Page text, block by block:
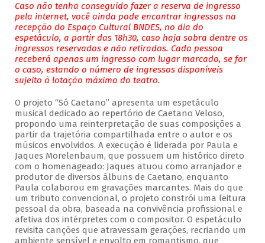
Caso não tenha conseguido fazer a reserva de ingresso
pela internet, você ainda pode encontrar ingressos na
recepção do Espaço Cultural BNDES, no dia do
espetáculo, a partir das 18h30, caso haja sobra dentre os
ingressos reservados e não retirados. Cada pessoa
receberá apenas um ingresso com lugar marcado, se for
o caso, estando o número de ingressos disponíveis
sujeito à lotação máxima do teatro.
O projeto “Só Caetano” apresenta um espetáculo
musical dedicado ao repertório de Caetano Veloso,
propondo uma reinterpretação de suas composições a
partir da trajetória compartilhada entre o autor e os
músicos envolvidos. A execução é liderada por Paula e
Jaques Morelenbaum, que possuem um histórico direto
com o homenageado: Jaques atuou como arranjador e
produtor de diversos álbuns de Caetano, enquanto
Paula colaborou em gravações marcantes. Mais do que
um tributo convencional, o projeto constrói uma leitura
pessoal da obra, baseada na convivência profissional e
afetiva dos intérpretes com o compositor. O espetáculo
revisita canções que atravessam gerações, recriando um